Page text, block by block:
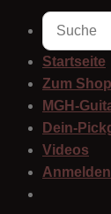
Startseite
Zum Shop
MGH-
Dein-
Videos